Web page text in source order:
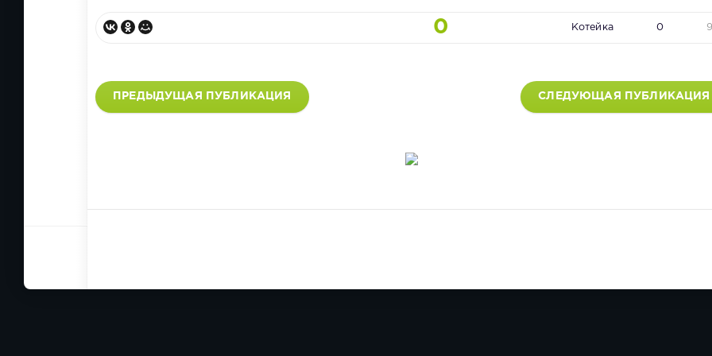
0 Котейка 0
ПРЕДЫДУЩАЯ ПУБЛИКАЦИЯ СЛЕДУЮЩАЯ ПУБЛИКАЦИЯ